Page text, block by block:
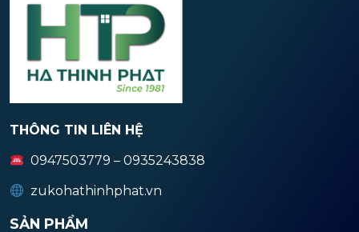
THÔNG TIN LIÊN HỆ
0947503779 – 0935243838
zukohathinhphat.vn
SẢN PHẨM